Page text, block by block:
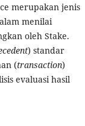
merupakan jenis
menilai
oleh Stake.
) standar
(transaction)
evaluasi hasil